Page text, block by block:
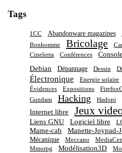
Tags
1CC Abandonware magazines
Bonhomme
Bricolage
Cinelerra
Conférences Console
Debian Dépannage Dessin
Électronique Energie solaire
Évidences
Expositions
Gundam
Hacking Hadopi
Internet libre Jeux
Liens GNU Logiciel libre
Mame-cab Manette-Joypad-
Mécanique Meccano
Mmorpg Modélisation3D